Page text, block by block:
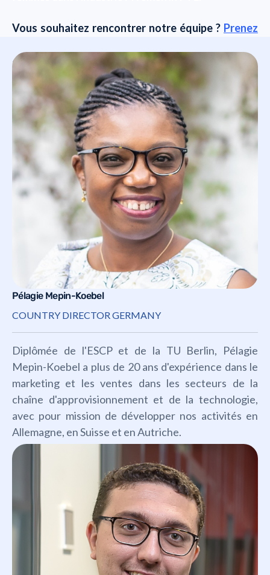
Vous souhaitez rencontrer notre équipe ? Prenez
Qui allez-vous rencontrer ?
Pélagie Mepin-Koebel
COUNTRY DIRECTOR GERMANY
Diplômée de l'ESCP et de la TU Berlin, Pélagie
Mepin-Koebel a plus de 20 ans d'expérience dans le
marketing et les ventes dans les secteurs de la
chaîne d'approvisionnement et de la technologie,
avec pour mission de développer nos activités en
Allemagne, en Suisse et en Autriche.